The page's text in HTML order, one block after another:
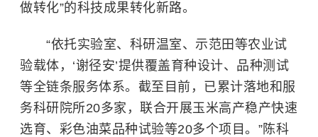
做转化”的科技成果转化新路。
“依托实验室、科研温室、示范田等农业试
验载体，‘谢径安’提供覆盖育种设计、品种测试
等全链条服务体系。截至目前，已累计落地和服
务科研院所20多家，联合开展玉米高产稳产快速
选育、彩色油菜品种试验等20多个项目。”陈科